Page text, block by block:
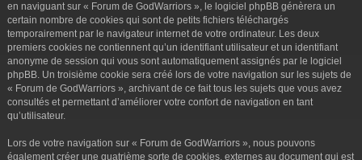
en naviguant sur « Forum de GodWarriors », le logiciel phpBB génèrera un
certain nombre de cookies qui sont de petits fichiers téléchargés
temporairement par le navigateur internet de votre ordinateur. Les deux
premiers cookies ne contiennent qu’un identifiant utilisateur et un identifiant
anonyme de session qui vous sont automatiquement assignés par le logiciel
phpBB. Un troisième cookie sera créé lors de votre navigation sur les sujets de
« Forum de GodWarriors », archivant de ce fait tous les sujets que vous avez
consultés et permettant d’améliorer votre confort de navigation en tant
qu’utilisateur.
Lors de votre navigation sur « Forum de GodWarriors », nous pouvons
également créer une quatrième sorte de cookies, externes au document qui est